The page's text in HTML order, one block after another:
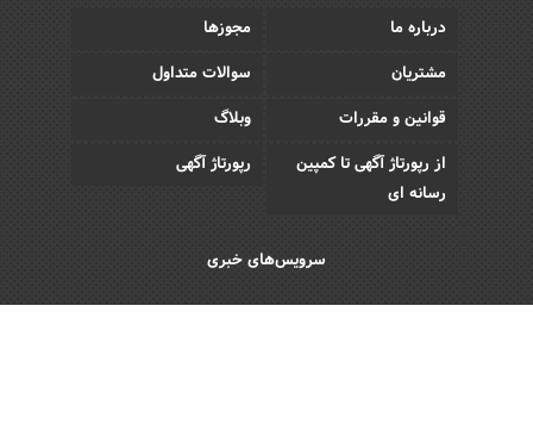
درباره ما
مجوزها
مشتریان
سوالات متداول
قوانین و مقررات
وبلاگ
از رپورتاژ آگهی تا کمپین
رسانه ای
رپورتاژ آگهی
سرویس‌های خبری